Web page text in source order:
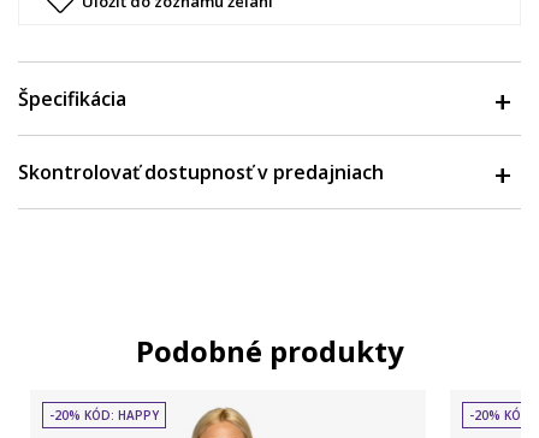
Špecifikácia
Skontrolovať dostupnosť v predajniach
Podobné produkty
-20% KÓD: HAPPY -20% KÓD: